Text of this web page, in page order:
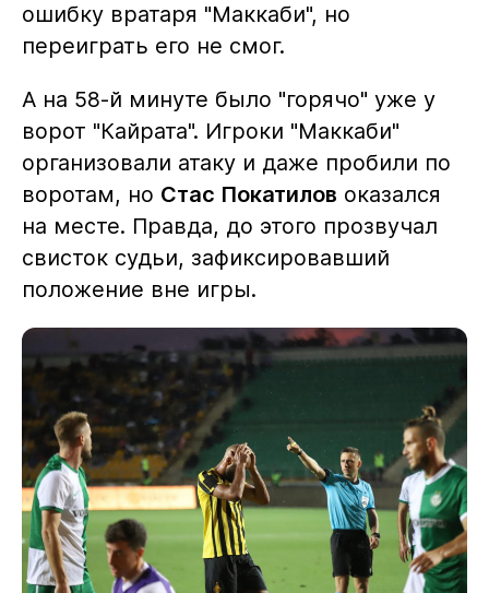
ошибку вратаря "Маккаби", но
переиграть его не смог.
А на 58-й минуте было "горячо" уже у
ворот "Кайрата". Игроки "Маккаби"
организовали атаку и даже пробили по
воротам, но Стас Покатилов оказался
на месте. Правда, до этого прозвучал
свисток судьи, зафиксировавший
положение вне игры.